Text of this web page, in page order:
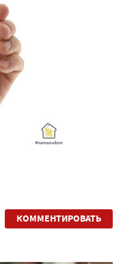
КОММЕНТИРОВАТЬ